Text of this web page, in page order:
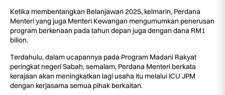
Ketika membentangkan Belanjawan 2025, kelmarin, Perdana
Menteri yang juga Menteri Kewangan mengumumkan penerusan
program berkenaan pada tahun depan juga dengan dana RM1
bilion.
Terdahulu, dalam ucapannya pada Program Madani Rakyat
peringkat negeri Sabah, semalam, Perdana Menteri berkata
kerajaan akan meningkatkan lagi usaha itu melalui ICU JPM
dengan kerjasama semua pihak berkaitan.